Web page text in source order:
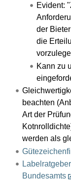
Evident:
der
die
Kann zu
beachten
Art der
werden als
Bundesamts